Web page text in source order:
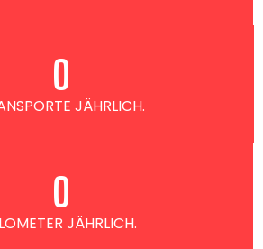
JÄHRLICH.
0
JÄHRLICH.
0